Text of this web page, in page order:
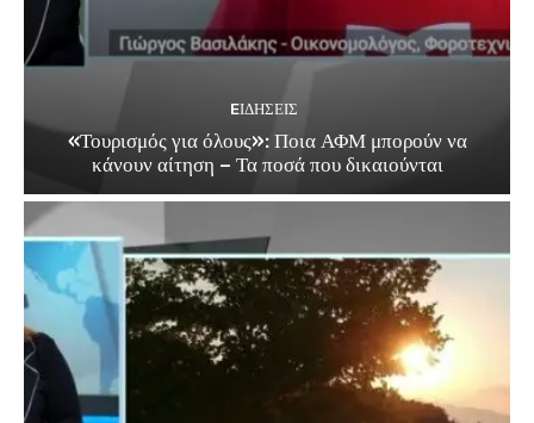
EΙΔΗΣΕΙΣ
«Τουρισμός για όλους»: Ποια ΑΦΜ μπορούν να
κάνουν αίτηση – Τα ποσά που δικαιούνται